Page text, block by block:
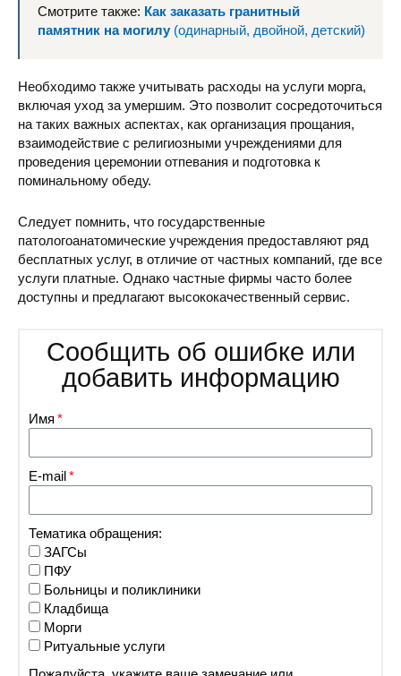
Смотрите также: Как заказать гранитный
памятник на могилу (одинарный, двойной, детский)
Необходимо также учитывать расходы на услуги морга,
включая уход за умершим. Это позволит сосредоточиться
на таких важных аспектах, как организация прощания,
взаимодействие с религиозными учреждениями для
проведения церемонии отпевания и подготовка к
поминальному обеду.
Следует помнить, что государственные
патологоанатомические учреждения предоставляют ряд
бесплатных услуг, в отличие от частных компаний, где все
услуги платные. Однако частные фирмы часто более
доступны и предлагают высококачественный сервис.
Сообщить об ошибке или
добавить информацию
Имя
E-mail
Тематика обращения:
ЗАГСы
ПФУ
Больницы и поликлиники
Кладбища
Морги
Ритуальные услуги